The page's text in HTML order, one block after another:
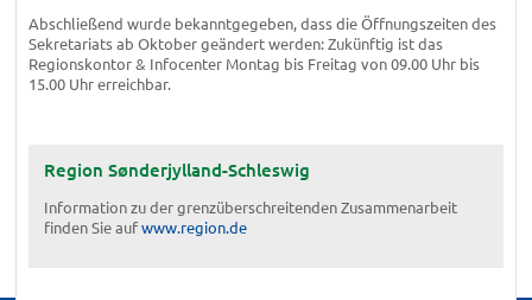
Abschließend wurde bekanntgegeben, dass die Öffnungszeiten des
Sekretariats ab Oktober geändert werden: Zukünftig ist das
Regionskontor & Infocenter Montag bis Freitag von 09.00 Uhr bis
15.00 Uhr erreichbar.
Region Sønderjylland-Schleswig
Information zu der grenzüberschreitenden Zusammenarbeit
finden Sie aufwww.region.de